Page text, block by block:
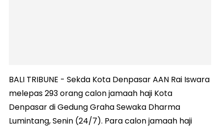
BALI TRIBUNE - Sekda Kota Denpasar AAN Rai Iswara
melepas 293 orang calon jamaah haji Kota
Denpasar di Gedung Graha Sewaka Dharma
Lumintang, Senin (24/7). Para calon jamaah haji